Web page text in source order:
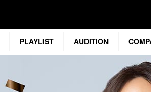
PLAYLIST AUDITION